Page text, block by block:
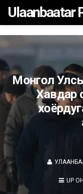
Ulaanbaatar
Монгол
Хавдар
UP